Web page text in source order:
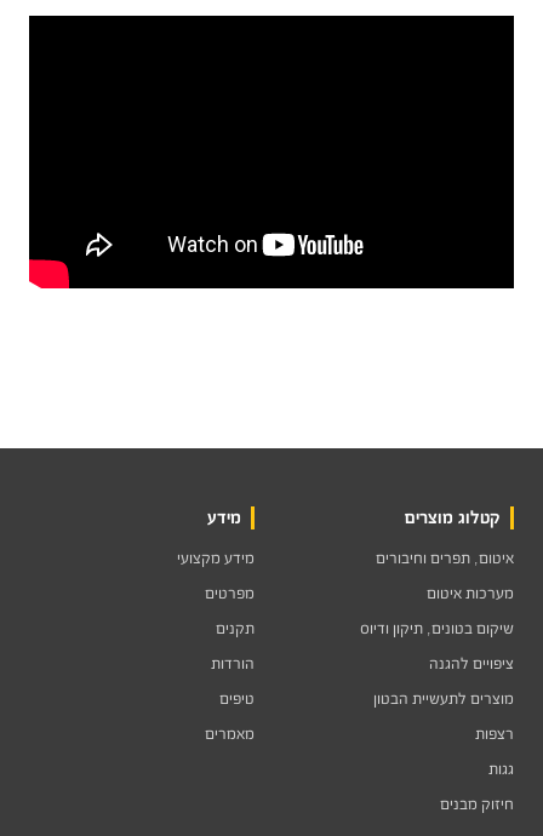
קטלוג מוצרים
איטום, תפרים וחיבורים
מערכות איטום
שיקום בטונים, תיקון ודיוס
ציפויים להגנה
מוצרים לתעשיית הבטון
רצפות
גגות
חיזוק מבנים
מידע
מידע מקצועי
מפרטים
תקנים
הורדות
טיפים
מאמרים